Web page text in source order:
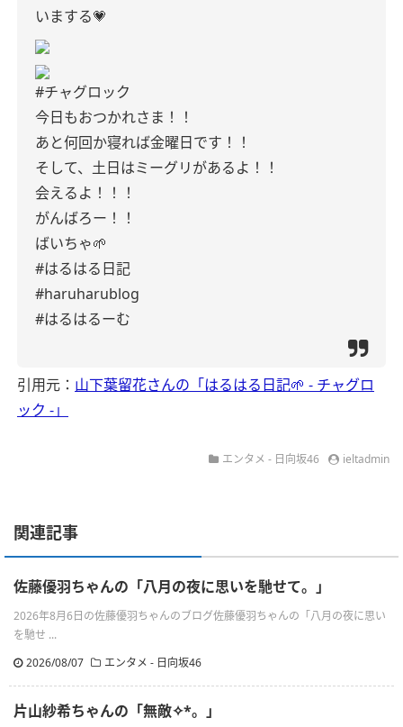
いまする‪💗
#チャグロック
今日もおつかれさま！！
あと何回か寝れば金曜日です！！
そして、土日はミーグリがあるよ！！
会えるよ！！！
がんばろー！！
ばいちゃ🌱
#はるはる日記
#haruharublog
#はるはるーむ
引用元： 山下葉留花さんの「はるはる日記🌱 - チャグロ
ック -」
エンタメ - 日向坂46 ieltadmin
関連記事
佐藤優羽ちゃんの「八月の夜に思いを馳せて。」
2026年8月6日の佐藤優羽ちゃんのブログ佐藤優羽ちゃんの「八月の夜に思い
を馳せ ...
2026/08/07
エンタメ - 日向坂46
片山紗希ちゃんの「無敵✧︎*。」